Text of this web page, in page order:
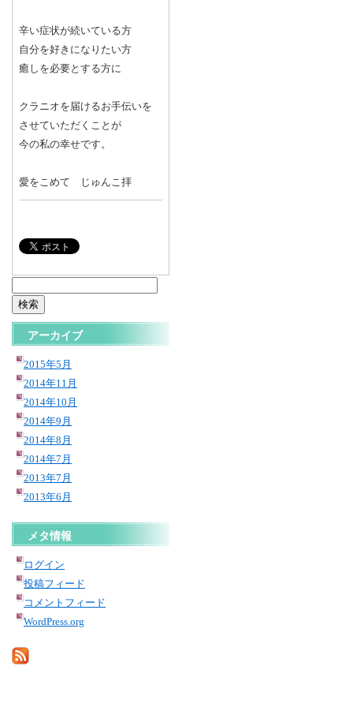
辛い症状が続いている方
自分を好きになりたい方
癒しを必要とする方に
クラニオを届けるお手伝いを
させていただくことが
今の私の幸せです。
愛をこめて じゅんこ拝
索:
アーカイブ
2015年5月
2014年11月
2014年10月
2014年9月
2014年8月
2014年7月
2013年7月
2013年6月
メタ情報
ログイン
投稿フィード
コメントフィード
WordPress.org